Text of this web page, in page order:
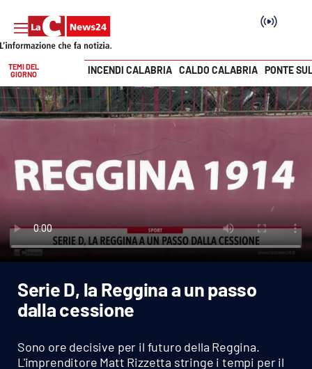
SEZIONI
Politica
Economia e lavoro
Italia Mondo
Sport
Vai
TEMI DEL
GIORNO
INCENDI CALABRIA CALDO CALABRIA PONTE
Serie D, la Reggina a un passo
dalla cessione
Sono ore decisive per il futuro della Reggina.
L'imprenditore Matt Rizzetta stringe i tempi per il